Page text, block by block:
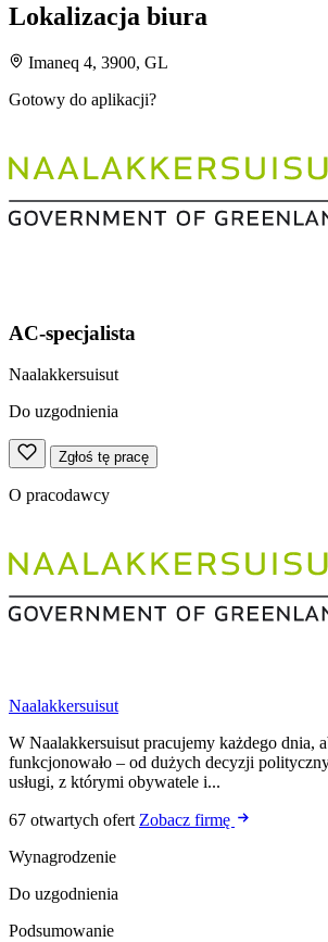
Lokalizacja biura
Imaneq 4, 3900, GL
Gotowy do aplikacji?
AC-specjalista
Naalakkersuisut
Do uzgodnienia
Zgłoś tę pracę
O pracodawcy
Naalakkersuisut
W Naalakkersuisut pracujemy każdego dnia,
funkcjonowało – od dużych decyzji
usługi, z którymi obywatele i...
67 otwartych ofert Zobacz firmę
Wynagrodzenie
Do uzgodnienia
Podsumowanie